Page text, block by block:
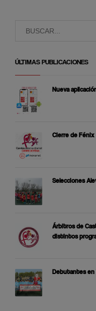
ÚLTIMAS PUBLICACIONES
Nueva
Cierre de Fénix
Selecciones
Árbitros de
distintos
Debutantes en